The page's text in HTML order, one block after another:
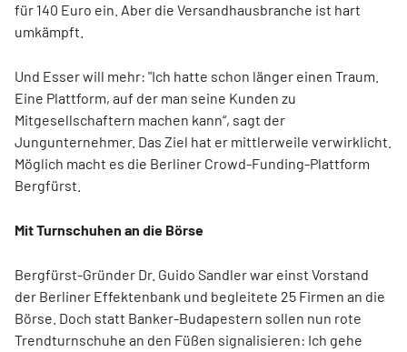
für 140 Euro ein. Aber die Versandhausbranche ist hart
umkämpft.
Und Esser will mehr: "Ich hatte schon länger einen Traum.
Eine Plattform, auf der man seine Kunden zu
Mitgesellschaftern machen kann“, sagt der
Jungunternehmer. Das Ziel hat er mittlerweile verwirklicht.
Möglich macht es die Berliner Crowd-Funding-Plattform
Bergfürst.
Mit Turnschuhen an die Börse
Bergfürst-Gründer Dr. Guido Sandler war einst Vorstand
der Berliner Effektenbank und begleitete 25 Firmen an die
Börse. Doch statt Banker-Budapestern sollen nun rote
Trendturnschuhe an den Füßen signalisieren: Ich gehe